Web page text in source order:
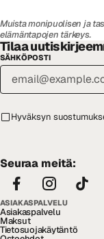
Muista monipuolisen ja
elämäntapojen tärkeys.
Tilaa
SÄHKÖPOSTI
Hyväksyn
Seuraa meitä:
ASIAKASPALVELU
Asiakaspalvelu
Maksut
Tietosuojakäytäntö